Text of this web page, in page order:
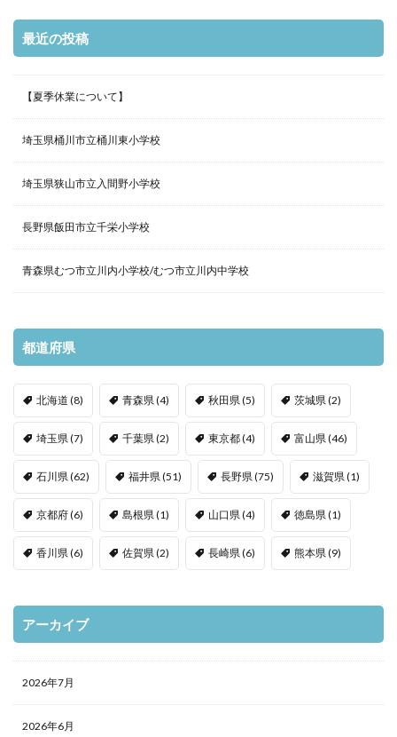
最近の投稿
【夏季休業について】
埼玉県桶川市立桶川東小学校
埼玉県狭山市立入間野小学校
長野県飯田市立千栄小学校
青森県むつ市立川内小学校/むつ市立川内中学校
都道府県
北海道 (8) 青森県(4) 秋田県(5) 茨城県(2)
埼玉県(7) 千葉県(2) 東京都(4) 富山県(46)
石川県(62) 福井県(51) 長野県(75) 滋賀県(1)
京都府(6) 島根県(1) 山口県(4) 徳島県(1)
香川県(6) 佐賀県(2) 長崎県(6) 熊本県(9)
アーカイブ
2026年7月
2026年6月